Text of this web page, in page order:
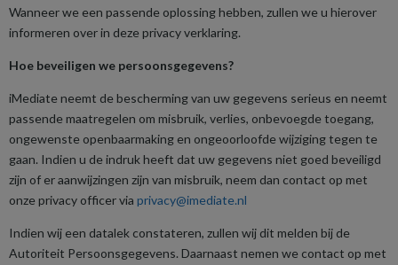
Wanneer we een passende oplossing hebben, zullen we u hierover
informeren over in deze privacy verklaring.
Hoe beveiligen we persoonsgegevens?
iMediate neemt de bescherming van uw gegevens serieus en neemt
passende maatregelen om misbruik, verlies, onbevoegde toegang,
ongewenste openbaarmaking en ongeoorloofde wijziging tegen te
gaan. Indien u de indruk heeft dat uw gegevens niet goed beveiligd
zijn of er aanwijzingen zijn van misbruik, neem dan contact op met
onze privacy officer via privacy@imediate.nl
Indien wij een datalek constateren, zullen wij dit melden bij de
Autoriteit Persoonsgegevens. Daarnaast nemen we contact op met